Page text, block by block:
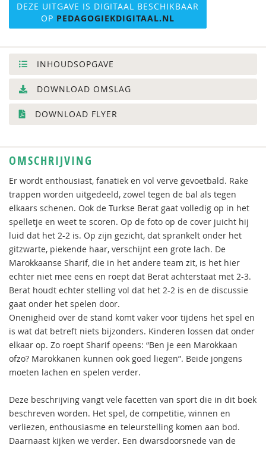
DEZE UITGAVE IS DIGITAAL BESCHIKBAAR
OP PEDAGOGIEKDIGITAAL.NL
INHOUDSOPGAVE
DOWNLOAD OMSLAG
DOWNLOAD FLYER
OMSCHRIJVING
Er wordt enthousiast, fanatiek en vol verve gevoetbald. Rake
trappen worden uitgedeeld, zowel tegen de bal als tegen
elkaars schenen. Ook de Turkse Berat gaat volledig op in het
spelletje en weet te scoren. Op de foto op de cover juicht hij
luid dat het 2-2 is. Op zijn gezicht, dat sprankelt onder het
gitzwarte, piekende haar, verschijnt een grote lach. De
Marokkaanse Sharif, die in het andere team zit, is het hier
echter niet mee eens en roept dat Berat achterstaat met 2-3.
Berat houdt echter stelling vol dat het 2-2 is en de discussie
gaat onder het spelen door.
Onenigheid over de stand komt vaker voor tijdens het spel en
is wat dat betreft niets bijzonders. Kinderen lossen dat onder
elkaar op. Zo roept Sharif opeens: “Ben je een Marokkaan
ofzo? Marokkanen kunnen ook goed liegen”. Beide jongens
moeten lachen en spelen verder.
Deze beschrijving vangt vele facetten van sport die in dit boek
beschreven worden. Het spel, de competitie, winnen en
verliezen, enthousiasme en teleurstelling komen aan bod.
Daarnaast kijken we verder. Een dwarsdoorsnede van de